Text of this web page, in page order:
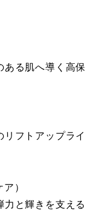
る肌へ導く高保
フトアップライ
）
と輝きを支える